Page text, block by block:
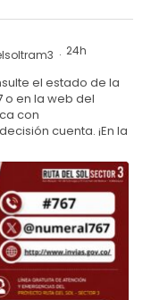
· 24h
el estado de la
o en la web del
con
cuenta. ¡En la